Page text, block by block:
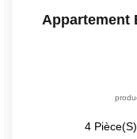
Appartement
4 Pièce(s)